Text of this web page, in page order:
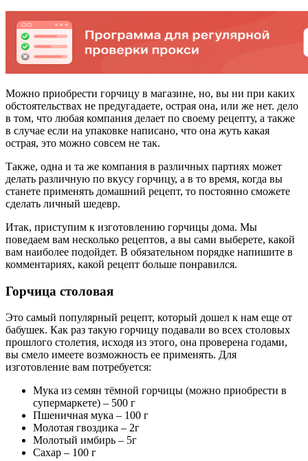
Можно приобрести горчицу в магазине, но, вы ни при каких
обстоятельствах не предугадаете, острая она, или же нет. дело
в том, что любая компания делает по своему рецепту, а также
в случае если на упаковке написано, что она жуть какая
острая, это можно совсем не так.
Также, одна и та же компания в различных партиях может
делать различную по вкусу горчицу, а в то время, когда вы
станете применять домашний рецепт, то постоянно сможете
сделать личный шедевр.
Итак, приступим к изготовлению горчицы дома. Мы
поведаем вам несколько рецептов, а вы сами выберете, какой
вам наиболее подойдет. В обязательном порядке напишите в
комментариях, какой рецепт больше понравился.
Горчица столовая
Это самый популярный рецепт, который дошел к нам еще от
бабушек. Как раз такую горчицу подавали во всех столовых
прошлого столетия, исходя из этого, она проверена годами,
вы смело имеете возможность ее применять. Для
изготовление вам потребуется:
Мука из семян тёмной горчицы (можно приобрести в
супермаркете) – 500 г
Пшеничная мука – 100 г
Молотая гвоздика – 2г
Молотый имбирь – 5г
Сахар – 100 г